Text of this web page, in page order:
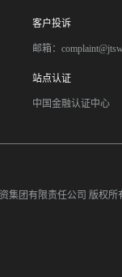
客户投诉
邮箱：
站点认证
中国金融认证中心
集团有限责任公司 版权所